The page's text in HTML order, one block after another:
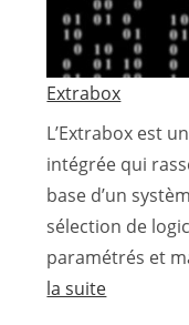
Extrabox
L’Extrabox est
intégrée qui
base d’un
sélection de
paramétrés et
la suite: